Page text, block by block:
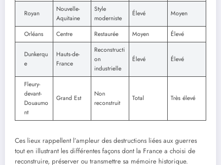
Royan
Nouvelle-
Aquitaine
Style
moderniste
Élevé Moyen
Orléans Centre Restaurée Moyen Élevé
Dunkerqu
e
Hauts-de-
France
Reconstructi
on
industrielle
Élevé Élevé
Fleury-
devant-
Douaumo
nt
Grand Est
Non
reconstruit
Total Très élevé
Ces lieux rappellent l’ampleur des destructions liées aux guerres
tout en illustrant les différentes façons dont la France a choisi de
reconstruire, préserver ou transmettre sa mémoire historique.